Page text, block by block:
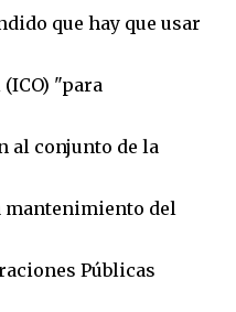
que hay que usar
"para
al conjunto de la
mantenimiento del
Públicas